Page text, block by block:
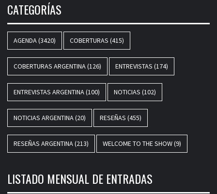
CATEGORÍAS
AGENDA(3420) COBERTURAS (415)
COBERTURAS ARGENTINA(126) ENTREVISTAS (174)
ENTREVISTAS ARGENTINA(100) NOTICIAS (102)
NOTICIAS ARGENTINA(20) RESEÑAS (455)
RESEÑAS ARGENTINA(213) WELCOME TO THE SHOW(9)
LISTADO MENSUAL DE ENTRADAS